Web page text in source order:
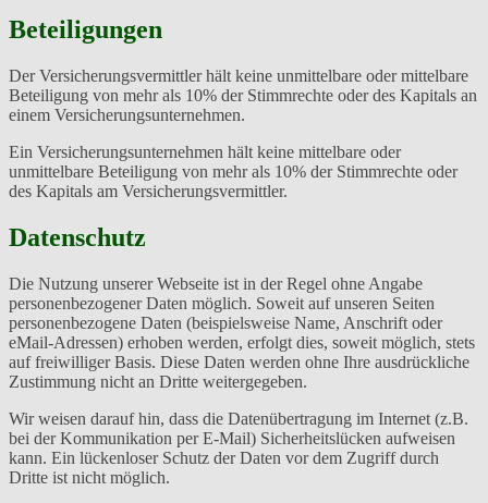
Beteiligungen
Der Versicherungsvermittler hält keine unmittelbare oder mittelbare
Beteiligung von mehr als 10% der Stimmrechte oder des Kapitals an
einem Versicherungsunternehmen.
Ein Versicherungsunternehmen hält keine mittelbare oder
unmittelbare Beteiligung von mehr als 10% der Stimmrechte oder
des Kapitals am Versicherungsvermittler.
Datenschutz
Die Nutzung unserer Webseite ist in der Regel ohne Angabe
personenbezogener Daten möglich. Soweit auf unseren Seiten
personenbezogene Daten (beispielsweise Name, Anschrift oder
eMail-Adressen) erhoben werden, erfolgt dies, soweit möglich, stets
auf freiwilliger Basis. Diese Daten werden ohne Ihre ausdrückliche
Zustimmung nicht an Dritte weitergegeben.
Wir weisen darauf hin, dass die Datenübertragung im Internet (z.B.
bei der Kommunikation per E-Mail) Sicherheitslücken aufweisen
kann. Ein lückenloser Schutz der Daten vor dem Zugriff durch
Dritte ist nicht möglich.